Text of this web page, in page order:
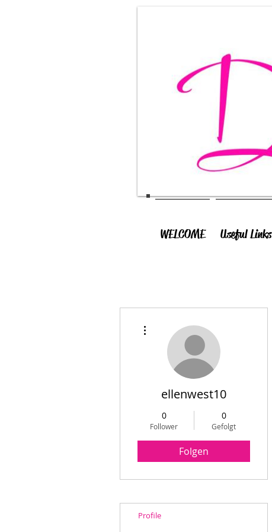
WELCOME Useful Links
ellenwest10
0
Follower
0
Gefolgt
Folgen
Profile